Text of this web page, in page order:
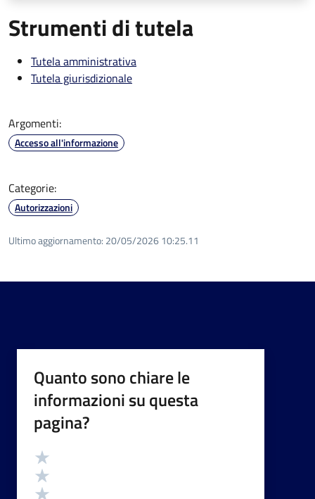
Strumenti di tutela
Tutela amministrativa
Tutela giurisdizionale
Argomenti:
Accesso all'informazione
Categorie:
Autorizzazioni
Ultimo aggiornamento: 20/05/2026 10:25.11
Quanto sono chiare le
informazioni su questa
pagina?
Valutazione